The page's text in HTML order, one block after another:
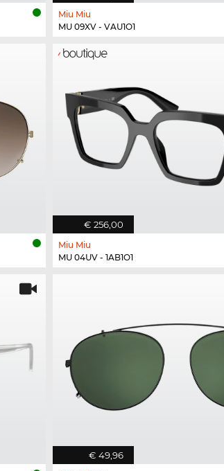
Miu Miu
MU 09XV - VAU1O1
€ 256,00
Miu Miu
MU 04UV - 1AB1O1
€ 49,96